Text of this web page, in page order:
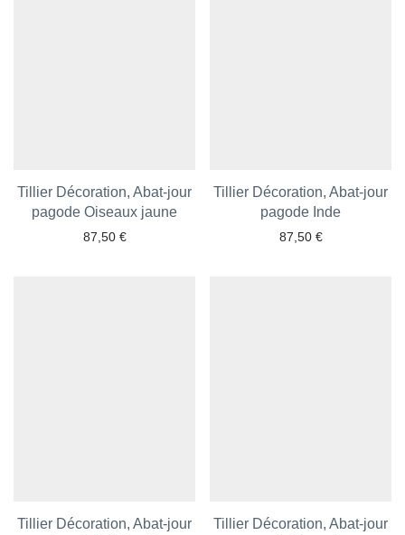
Tillier Décoration, Abat-jour
pagode Oiseaux jaune
87,50 €
Ajouter aux favoris
Tillier Décoration, Abat-jour
pagode Inde
87,50 €
Ajouter aux favoris
Tillier Décoration, Abat-jour
Tillier Décoration, Abat-jour